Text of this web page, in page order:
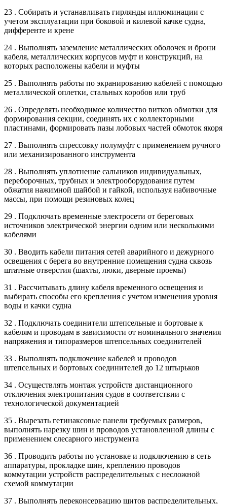
23 . Собирать и устанавливать гирлянды иллюминации с
учетом эксплуатации при боковой и килевой качке судна,
дифференте и крене
24 . Выполнять заземление металлических оболочек и брони
кабеля, металлических корпусов муфт и конструкций, на
которых расположены кабели и муфты
25 . Выполнять работы по экранированию кабелей с помощью
металлической оплетки, стальных коробов или труб
26 . Определять необходимое количество витков обмотки для
формирования секции, соединять их с коллекторными
пластинами, формировать пазы лобовых частей обмоток якоря
27 . Выполнять спрессовку полумуфт с применением ручного
или механизированного инструмента
28 . Выполнять уплотнение сальников индивидуальных,
переборочных, трубных и электрооборудования путем
обжатия нажимной шайбой и гайкой, используя набивочные
массы, при помощи резиновых колец
29 . Подключать временные электросети от береговых
источников электрической энергии одним или несколькими
кабелями
30 . Вводить кабели питания сетей аварийного и дежурного
освещения с берега во внутренние помещения судна сквозь
штатные отверстия (шахты, люки, дверные проемы)
31 . Рассчитывать длину кабеля временного освещения и
выбирать способы его крепления с учетом изменения уровня
воды и качки судна
32 . Подключать соединители штепсельные и бортовые к
кабелям и проводам в зависимости от номинального значения
напряжения и типоразмеров штепсельных соединителей
33 . Выполнять подключение кабелей и проводов
штепсельных и бортовых соединителей до 12 штырьков
34 . Осуществлять монтаж устройств дистанционного
отключения электропитания судов в соответствии с
технологической документацией
35 . Вырезать гетинаксовые панели требуемых размеров,
выполнять нарезку шин и проводов установленной длины с
применением слесарного инструмента
36 . Проводить работы по установке и подключению в сеть
аппаратуры, прокладке шин, креплению проводов
коммутации устройств распределительных с несложной
схемой коммутации
37 . Выполнять переконсервацию щитов распределительных,